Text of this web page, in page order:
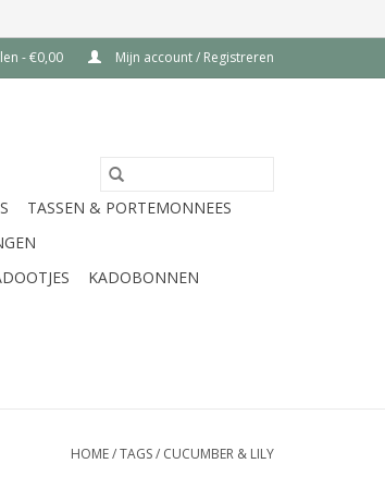
- €0,00 Mijn account / Registreren
TASSEN & PORTEMONNEES
KADOBONNEN
HOME/TAGS/ CUCUMBER & LILY